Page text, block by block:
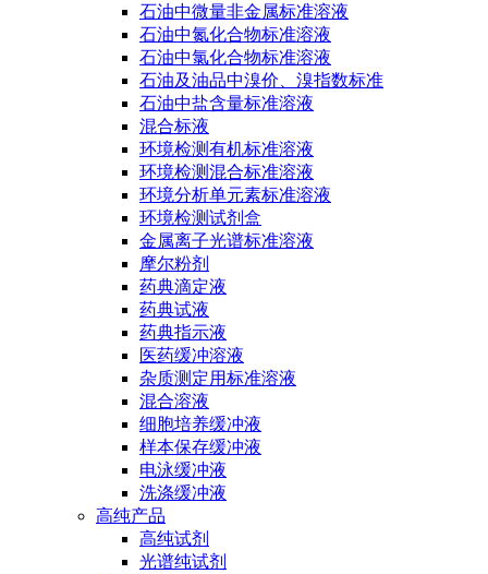
石油中微量非金属标准溶液
石油中氮化合物标准溶液
石油中氯化合物标准溶液
石油及油品中溴价、溴指数标准
石油中盐含量标准溶液
混合标液
环境检测有机标准溶液
环境检测混合标准溶液
环境分析单元素标准溶液
环境检测试剂盒
金属离子光谱标准溶液
摩尔粉剂
药典滴定液
药典试液
药典指示液
医药缓冲溶液
杂质测定用标准溶液
混合溶液
细胞培养缓冲液
样本保存缓冲液
电泳缓冲液
洗涤缓冲液
高纯产品
高纯试剂
光谱纯试剂